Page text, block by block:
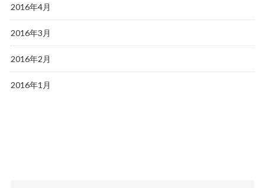
2016年4月
2016年3月
2016年2月
2016年1月